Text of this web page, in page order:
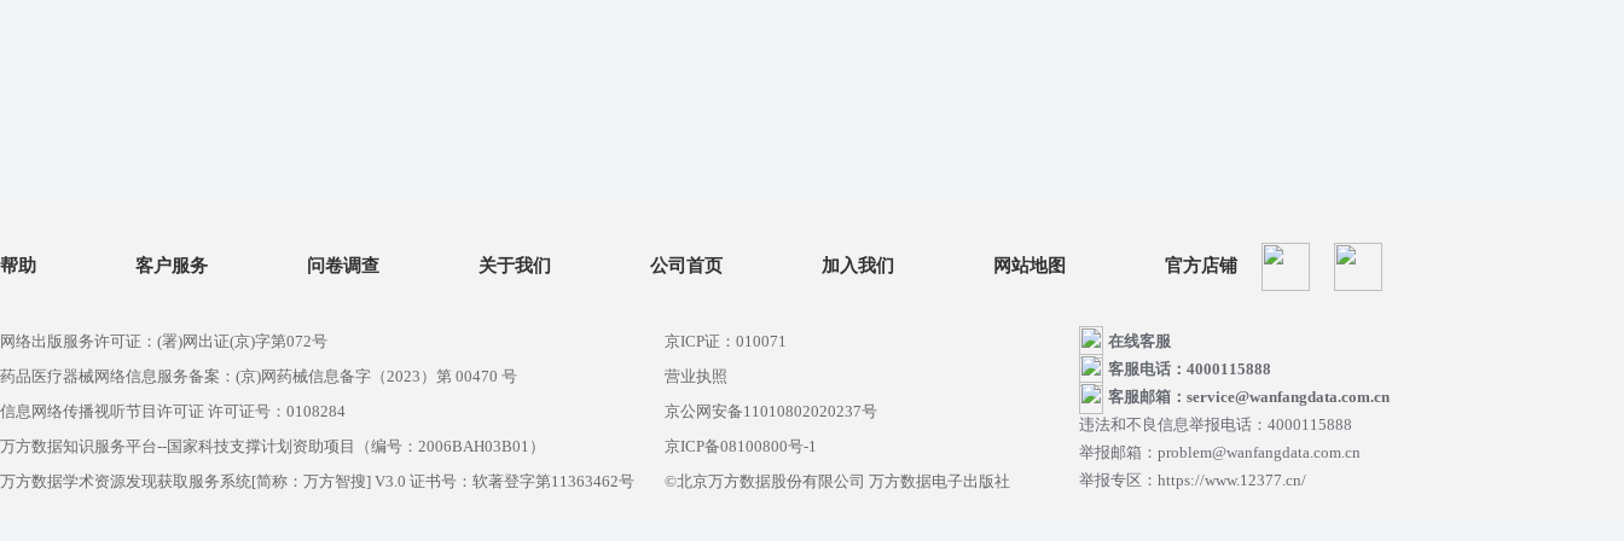
帮助 客户服务 问卷调查 关于我们 公司首页 加入我们 网站地图 官方店铺
网络出版服务许可证：(署)网出证(京)字第072号
药品医疗器械网络信息服务备案：(京)网药械信息备字（2023）第 00470 号
信息网络传播视听节目许可证 许可证号：0108284
万方数据知识服务平台--国家科技支撑计划资助项目（编号：2006BAH03B01）
万方数据学术资源发现获取服务系统[简称：万方智搜] V3.0 证书号：软著登字第11363462号
京ICP证：010071
营业执照
京公网安备11010802020237号
京ICP备08100800号-1
©北京万方数据股份有限公司 万方数据电子出版社
在线客服
客服电话：4000115888
客服邮箱：service@wanfangdata.com.cn
违法和不良信息举报电话：4000115888
举报邮箱：problem@wanfangdata.com.cn
举报专区：https://www.12377.cn/